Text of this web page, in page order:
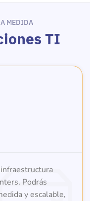
MEDIDA
TI
Podrás
y escalable,